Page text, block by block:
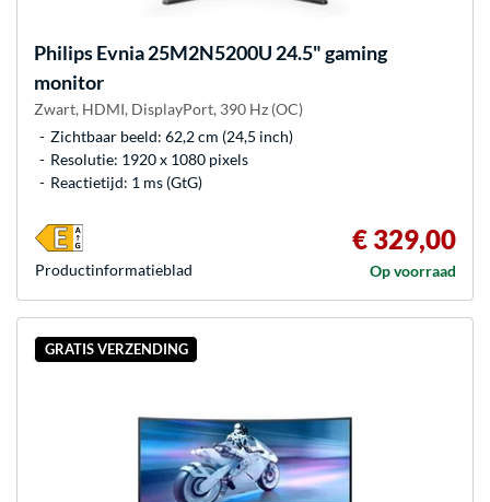
PhilipsEvnia 25M2N5200U 24.5" gaming
monitor
Zwart, HDMI, DisplayPort, 390 Hz (OC)
Zichtbaar beeld: 62,2 cm (24,5 inch)
Resolutie: 1920 x 1080 pixels
Reactietijd: 1 ms (GtG)
€ 329,00
Op voorraad
Product­informatieblad
GRATIS VERZENDING